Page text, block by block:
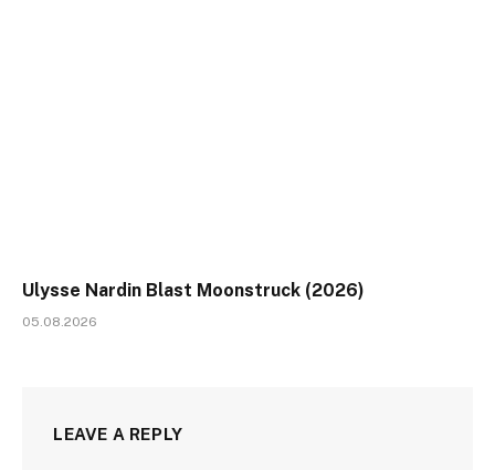
Ulysse Nardin Blast Moonstruck (2026)
05.08.2026
LEAVE A REPLY